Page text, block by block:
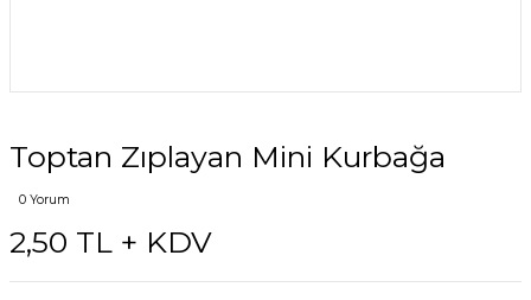
Toptan Zıplayan Mini Kurbağa
0 Yorum
2,50 TL + KDV